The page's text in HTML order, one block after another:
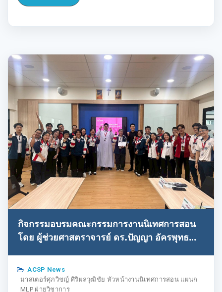
กิจกรรมอบรมคณะกรรมการงานนิเทศการสอน
โดย ผู้ช่วยศาสตราจารย์ ดร.ปัญญา อัครพุทธ
ACSP News
มาสเตอร์ศุภวิชญ์ ศิริผลวุฒิชัย หัวหน้างานนิเทศการสอน แผนก
MLP ฝ่ายวิชาการ